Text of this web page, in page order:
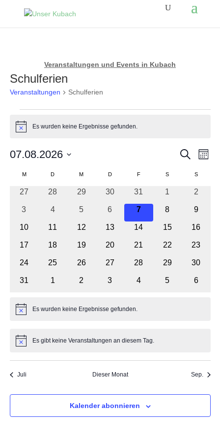
Veranstaltungen und Events in Kubach
Schulferien
Veranstaltungen Schulferien
HinweisEs wurden keine Ergebnisse gefunden.
und
Suche
Monat
07.08.2026
wählen.
Kalender
von
Veranstaltungen
MMONTAG D DIENSTAGM MITTWOCH
DDONNERSTAG
FFREITAG S SAMSTAGS
0
27
0
28
0
Veranstaltungen
29
0
Veranstaltungen
30
0
Veranstaltungen
31
0
1
0
2
0
3
0
4
0
Veranstaltungen
5
0
Veranstaltungen
6
0
Veranstaltungen
7
0
8
0
9
0
10
0
11
0
12
0
13
0
14
0
15
0
16
0
17
0
18
0
19
0
20
0
21
0
22
0
23
0
24
0
25
0
26
0
27
0
28
0
29
0
30
0
31
0
1
0
2
0
3
0
4
0
5
0
6
HinweisEs wurden keine Ergebnisse gefunden.
HinweisEs gibt keine Veranstaltungen an diesem Tag.
Juli Dieser Monat Sep.
Kalender abonnieren